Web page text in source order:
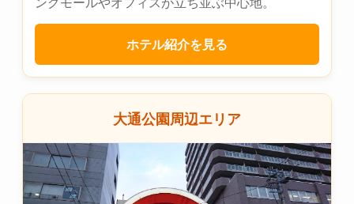
ホテル紹介を見る
大通公園周辺エリア